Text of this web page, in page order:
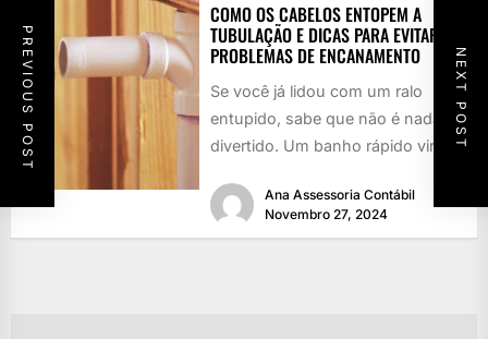
PREVIOUS POST NEXT POST
COMO OS CABELOS ENTOPEM A
TUBULAÇÃO E DICAS PARA EVITAR
PROBLEMAS DE ENCANAMENTO
Se você já lidou com um ralo
entupido, sabe que não é nada
divertido. Um banho rápido vira
Ana Assessoria Contábil
Novembro 27, 2024